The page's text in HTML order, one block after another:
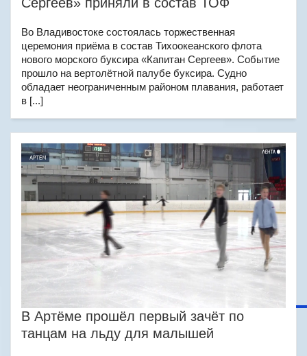
Во Владивостоке состоялась торжественная
церемония приёма в состав Тихоокеанского флота
нового морского буксира «Капитан Сергеев». Событие
прошло на вертолётной палубе буксира. Судно
обладает неограниченным районом плавания, работает
в [...]
В Артёме прошёл первый зачёт по
танцам на льду для малышей